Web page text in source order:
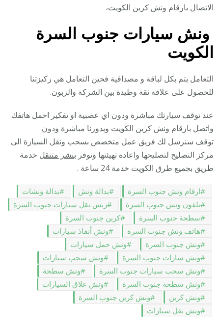
الاتصال بارقام ونش كرين الكويت،
ونش سيارات جنوب السرة
الكويت
التعامل يتم بكل لباقة و مصداقية فحين التعامل هي ركيزتنا
للحصول على علاقة ثقة وطيدة بين الشركة والزبون.
عند توقف سيارتك مباشرة ودون اي عصبية او تفكير احمل هاتفك
واتصل بارقام ونش كرين الكويت وبدورنا مباشرة ودون
توقف سنرسل لك فريق عمل متخصص بسحب ونقل السيارة الى
مركز التصليح لتصليحها واعادة تهيئتها ونوفر بنشر متنقل خدمة
طريق بجميع طرق الكويت خدمة 24 ساعة .
ارقام ونش جنوب السرة بدالة ونش
بدالة ونشات
تلفون ونش جنوب السرة
زنش نقل سيارات جنوب السرة
سطحة جنوب السرة
كرين جنوب السرة
هاتف ونش جنوب السرة
ونش أنقاذ سيارات
ونش جنوب السرة
ونش حمل سيارات
ونش سارات جنوب السرة
ونش سحب سيارات
ونش سحب سيارات جنوب السرة
ونش سطحة
ونش سطحة جنوب السرة
ونش علاق السيارات
ونش كرين
ونش كرين جنوب السرة
ونش نقل سيارات